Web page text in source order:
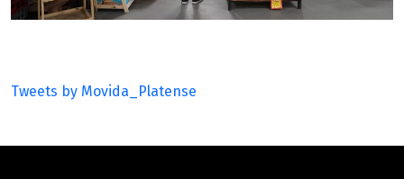
Tweets by Movida_Platense